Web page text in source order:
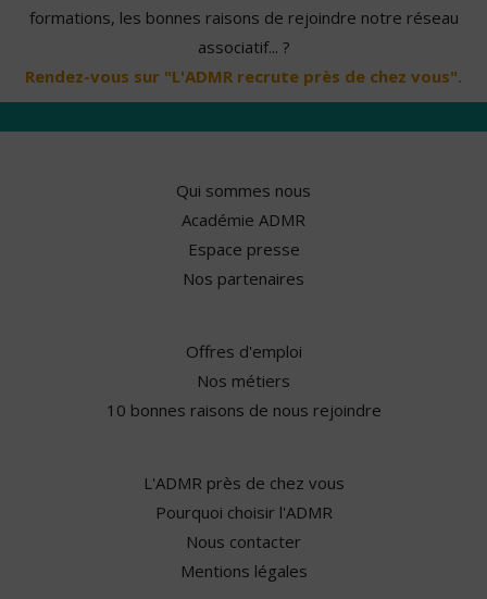
formations, les bonnes raisons de rejoindre notre réseau
associatif... ?
Rendez-vous sur "L'ADMR recrute près de chez vous".
Qui sommes nous
Académie ADMR
Espace presse
Nos partenaires
Offres d'emploi
Nos métiers
10 bonnes raisons de nous rejoindre
L'ADMR près de chez vous
Pourquoi choisir l'ADMR
Nous contacter
Mentions légales